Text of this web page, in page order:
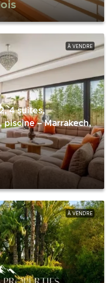
À VENDRE
4 suites,
piscine – Marrakech,
À VENDRE